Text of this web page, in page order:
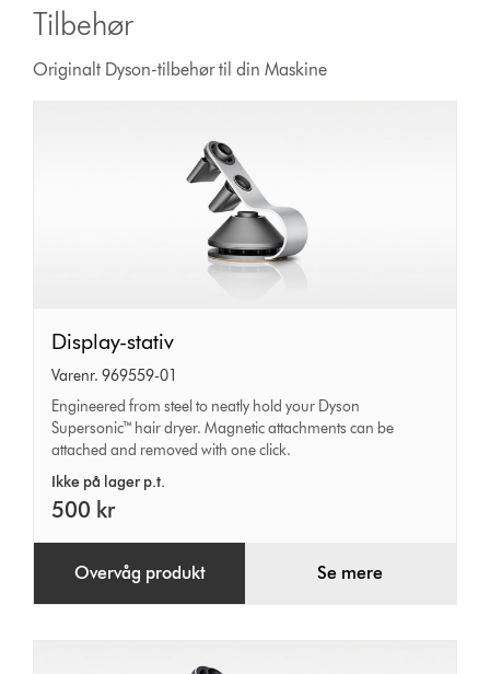
Tilbehør
Originalt Dyson-tilbehør til din Maskine
Display-
stativ
Display-stativ
Varenr. 969559-01
Engineered from steel to neatly hold your Dyson
Supersonic™ hair dryer. Magnetic attachments can be
attached and removed with one click.
Ikke på lager p.t.
500 kr
Overvåg produkt Se mere